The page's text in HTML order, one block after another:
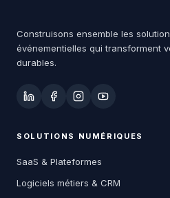
Construisons ensemble les
événementielles qui transforment
durables.
SOLUTIONS NUMÉRIQUES
SaaS & Plateformes
Logiciels métiers & CRM